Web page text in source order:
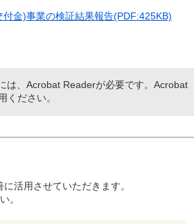
金)事業の検証結果報告(PDF:425KB)
は、Acrobat Readerが必要です。Acrobat
ください。
活用させていただきます。
。